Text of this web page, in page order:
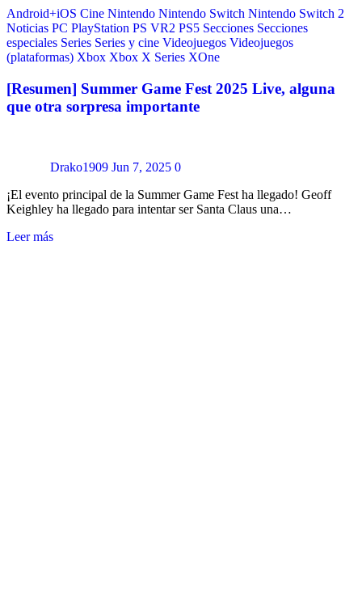
Android+iOS Cine Nintendo Nintendo Switch Nintendo Switch 2
Noticias PC PlayStation PS VR2 PS5 Secciones Secciones
especiales Series Series y cine Videojuegos Videojuegos
(plataformas) Xbox Xbox X Series XOne
[Resumen] Summer Game Fest 2025 Live, alguna
que otra sorpresa importante
Drako1909 Jun 7, 2025 0
¡El evento principal de la Summer Game Fest ha llegado! Geoff
Keighley ha llegado para intentar ser Santa Claus una…
Leer más